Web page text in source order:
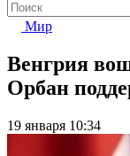
Мир
Венгрия
Орбан
19 января 10:34